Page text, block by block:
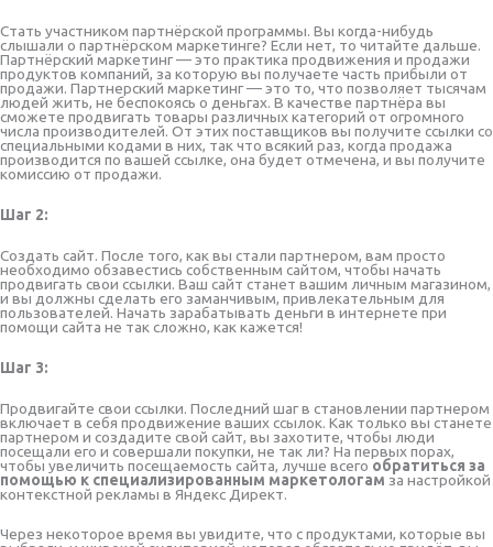
Стать участником партнёрской программы. Вы когда-нибудь
слышали о партнёрском маркетинге? Если нет, то читайте дальше.
Партнёрский маркетинг — это практика продвижения и продажи
продуктов компаний, за которую вы получаете часть прибыли от
продажи. Партнерский маркетинг — это то, что позволяет тысячам
людей жить, не беспокоясь о деньгах. В качестве партнёра вы
сможете продвигать товары различных категорий от огромного
числа производителей. От этих поставщиков вы получите ссылки со
специальными кодами в них, так что всякий раз, когда продажа
производится по вашей ссылке, она будет отмечена, и вы получите
комиссию от продажи.
Шаг 2:
Создать сайт. После того, как вы стали партнером, вам просто
необходимо обзавестись собственным сайтом, чтобы начать
продвигать свои ссылки. Ваш сайт станет вашим личным магазином,
и вы должны сделать его заманчивым, привлекательным для
пользователей. Начать зарабатывать деньги в интернете при
помощи сайта не так сложно, как кажется!
Шаг 3:
Продвигайте свои ссылки. Последний шаг в становлении партнером
включает в себя продвижение ваших ссылок. Как только вы станете
партнером и создадите свой сайт, вы захотите, чтобы люди
посещали его и совершали покупки, не так ли? На первых порах,
чтобы увеличить посещаемость сайта, лучше всегообратиться за
помощью к специализированным маркетологам за настройкой
контекстной рекламы в Яндекс Директ.
Через некоторое время вы увидите, что с продуктами, которые вы